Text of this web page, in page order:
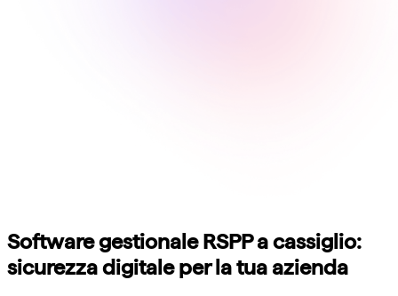
Software gestionale RSPP a cassiglio:
sicurezza digitale per la tua azienda